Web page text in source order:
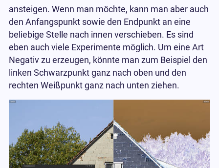
ansteigen. Wenn man möchte, kann man aber auch
den Anfangspunkt sowie den Endpunkt an eine
beliebige Stelle nach innen verschieben. Es sind
eben auch viele Experimente möglich. Um eine Art
Negativ zu erzeugen, könnte man zum Beispiel den
linken Schwarzpunkt ganz nach oben und den
rechten Weißpunkt ganz nach unten ziehen.